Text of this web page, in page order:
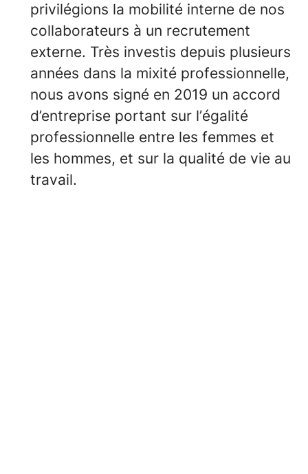
privilégions la mobilité interne de nos
collaborateurs à un recrutement
externe. Très investis depuis plusieurs
années dans la mixité professionnelle,
nous avons signé en 2019 un accord
d’entreprise portant sur l’égalité
professionnelle entre les femmes et
les hommes, et sur la qualité de vie au
travail.